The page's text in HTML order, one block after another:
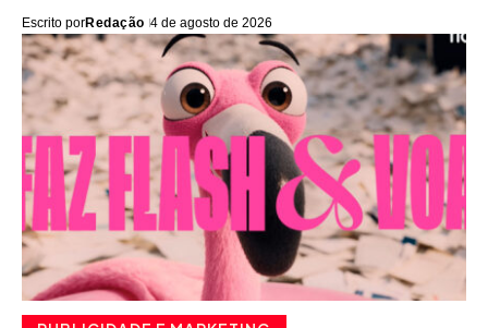
Escrito porRedação 4 de agosto de 2026